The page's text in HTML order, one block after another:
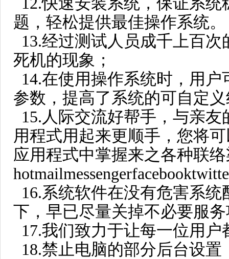
题，轻松提供最佳操作系统。
13.经过测试人员成千上百
死机的现象；
14.在使用操作系统时，用
参数，提高了系统的可自定
15.人际交流好帮手，与亲
用程式用起来更顺手，您将
应用程式中掌握来之各种联
16.系统软件在没有危害系
下，早已尽量关掉不必要服
17.我们致力于让每一位用
18.禁止电脑的部分后台设